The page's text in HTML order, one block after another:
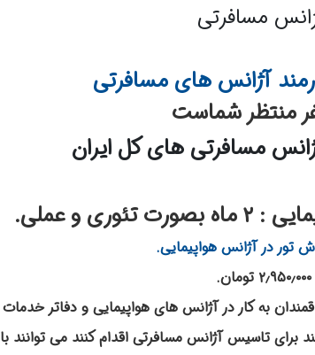
مسافرتی
آژانس های مسافرتی
منتظر شماست
مسافرتی های کل ایران
و عملی.
تور در آژانس هواپیمایی.
به کار در آژانس های هواپیمایی و دفاتر خدمات
تاسیس آژانس مسافرتی اقدام کنند می توانند با